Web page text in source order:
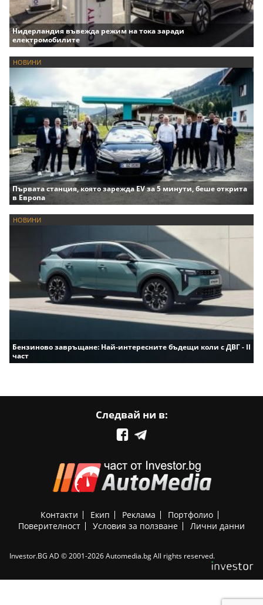
Нидерландия въвежда режим на тока заради
електромобилите
НОВИНИ
Първата станция, която зарежда EV за 5 минути, беше открита
в Европа
НОВИНИ
Бензиново завръщане: Най-интересните бъдещи коли с ДВГ - II
част
Следвай ни в:
Контакти Екип Реклама
Портфолио
Поверителност
Условия за ползване Лични данни
Investor.BG AD © 2001-2026 Automedia.bg All rights reserved.